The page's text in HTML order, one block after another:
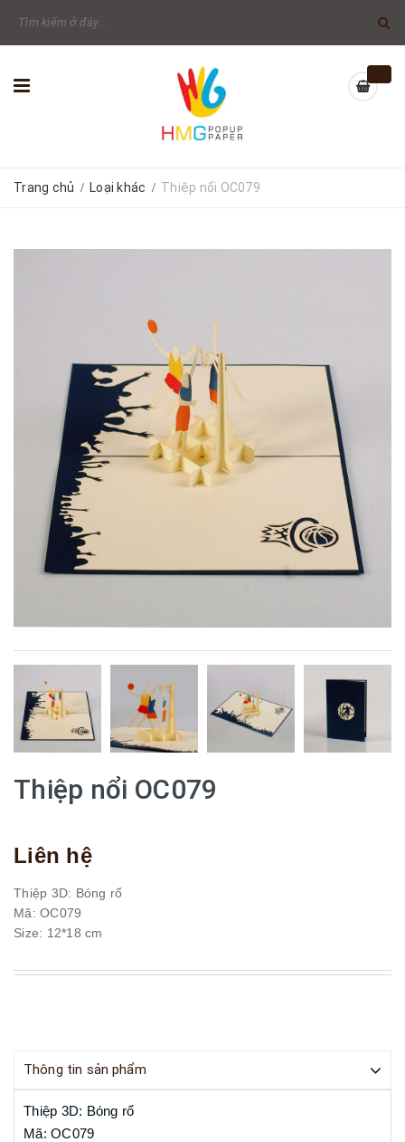
Trang chủ / Loại khác / Thiệp nổi OC079
Thiệp nổi OC079
Liên hệ
Thiệp 3D: Bóng rổ
Mã: OC079
Size: 12*18 cm
Thông tin sản phẩm
Thiệp 3D: Bóng rổ
Mã: OC079